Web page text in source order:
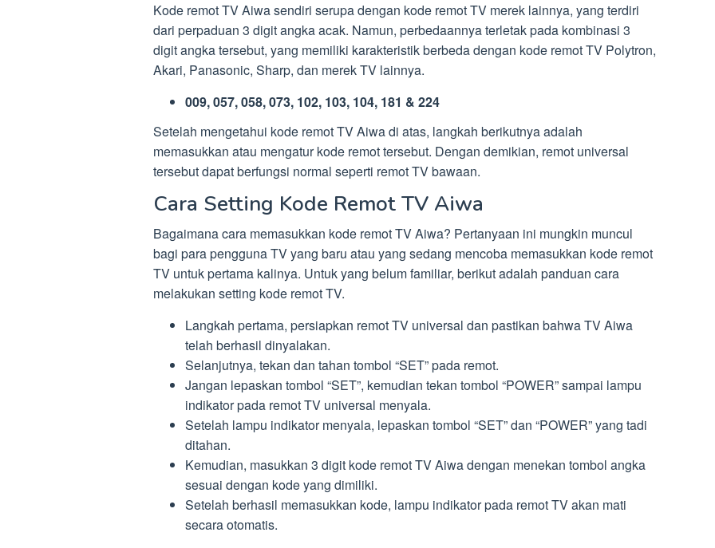
Kode remot TV Aiwa sendiri serupa dengan kode remot TV merek lainnya, yang terdiri
dari perpaduan 3 digit angka acak. Namun, perbedaannya terletak pada kombinasi 3
digit angka tersebut, yang memiliki karakteristik berbeda dengan kode remot TV Polytron,
Akari, Panasonic, Sharp, dan merek TV lainnya.
009, 057, 058, 073, 102, 103, 104, 181 & 224
Setelah mengetahui kode remot TV Aiwa di atas, langkah berikutnya adalah
memasukkan atau mengatur kode remot tersebut. Dengan demikian, remot universal
tersebut dapat berfungsi normal seperti remot TV bawaan.
Cara Setting Kode Remot TV Aiwa
Bagaimana cara memasukkan kode remot TV Aiwa? Pertanyaan ini mungkin muncul
bagi para pengguna TV yang baru atau yang sedang mencoba memasukkan kode remot
TV untuk pertama kalinya. Untuk yang belum familiar, berikut adalah panduan cara
melakukan setting kode remot TV.
Langkah pertama, persiapkan remot TV universal dan pastikan bahwa TV Aiwa
telah berhasil dinyalakan.
Selanjutnya, tekan dan tahan tombol “SET” pada remot.
Jangan lepaskan tombol “SET”, kemudian tekan tombol “POWER” sampai lampu
indikator pada remot TV universal menyala.
Setelah lampu indikator menyala, lepaskan tombol “SET” dan “POWER” yang tadi
ditahan.
Kemudian, masukkan 3 digit kode remot TV Aiwa dengan menekan tombol angka
sesuai dengan kode yang dimiliki.
Setelah berhasil memasukkan kode, lampu indikator pada remot TV akan mati
secara otomatis.